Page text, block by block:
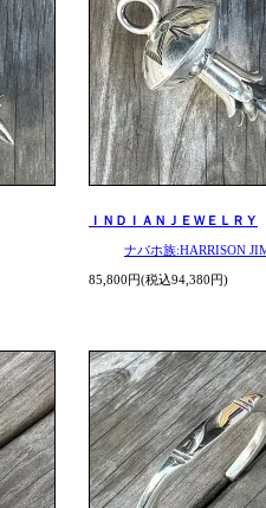
ＩＮＤＩＡＮＪＥＷＥＬＲＹ
ナバホ族:HARRISON
85,800円(税込94,380円)